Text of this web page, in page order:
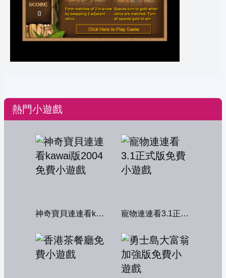
熱門小遊戲
神奇寶貝連連看kawai版2004 寵物連連看3.1正式版